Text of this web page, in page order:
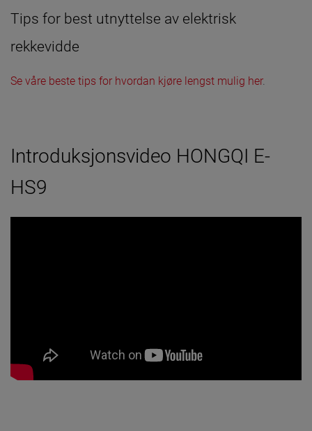
Tips for best utnyttelse av elektrisk
rekkevidde
Se våre beste tips for hvordan kjøre lengst mulig her.
Introduksjonsvideo HONGQI E-
HS9